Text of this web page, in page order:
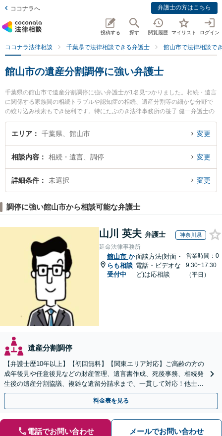
ココナラへ 弁護士の方はこちら
投稿する 探す 閲覧履歴 マイリスト ログイン
ココナラ法律相談 千葉県で法律相談できる弁護士 館山市で法律相談で
館山市の遺産分割調停に強い弁護士
千葉県の館山市で遺産分割調停に強い弁護士が1名見つかりました。相続・遺言
に関係する家族間の相続トラブルや認知症の相続、遺産分割等の細かな分野で
の絞り込み検索もでき便利です。特にたぶのき法律事務所の笹子 健一弁護士の
プロフィール情報や弁護士費用、強みなどが注目されています。『館山市で土
日や夜間に発生した遺産分割調停のトラブルを今すぐに弁護士に相談したい』
い』などでお困りの相談者さんにおすすめです。
エリア 千葉県、館山市 変更
相談内容 相続・遺言、調停 変更
詳細条件 未選択 変更
調停に強い館山市から相談可能な弁護士
山川 英夫 弁護士 神奈川県
延命法律事務所
館山市 か
らも相談
受付中
面談方法(対面・
電話・ビデオな
ど)は応相談
営業時間：0
9:30~17:30
（平日）
遺産分割調停
【弁護士歴10年以上】【初回無料】【関東エリア対応】ご高齢の方の
成年後見や任意後見などの財産管理、遺言書作成、死後事務、相続発
生後の遺産分割協議、複雑な遺留分請求まで、一貫して対応！他士業
との連携力を活かした最適解の追求【WEB面談対応】
料金表を見る
電話でお問い合わせ メールでお問い合わせ